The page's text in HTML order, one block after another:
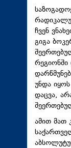
ჩვენ
გიგა
უნდა
დაცვა,
ამით მათ